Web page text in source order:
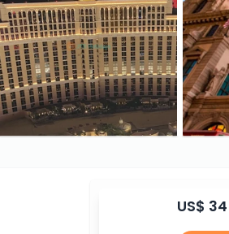
US$ 34